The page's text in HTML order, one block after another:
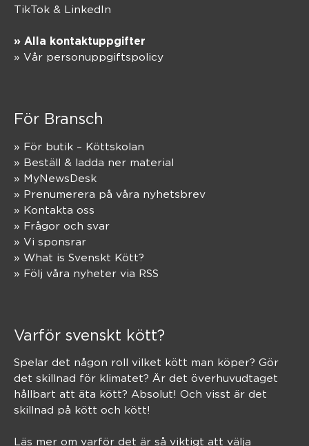
TikTok & LinkedIn
» Alla kontaktuppgifter
» Vår personuppgiftspolicy
För Bransch
» För butik – Köttskolan
» Beställ & ladda ner material
» MyNewsDesk
» Prenumerera på våra nyhetsbrev
» Kontakta oss
» Frågor och svar
» Vi sponsrar
» What is Svenskt Kött?
» Följ våra nyheter via RSS
Varför svenskt kött?
Spelar det någon roll vilket kött man köper? Gör
det skillnad för klimatet? Är det överhuvudtaget
hållbart att äta kött? Absolut! Och visst är det
skillnad på kött och kött!
Läs mer om varför det är så viktigt att välja